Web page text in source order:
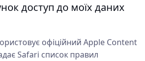
доступ до моїх даних
офіційний Apple Content
Safari список правил